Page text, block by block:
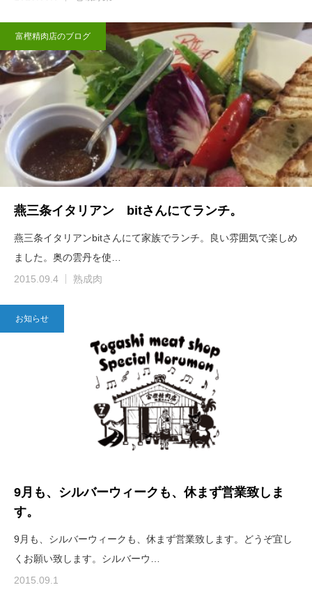
富樫精肉店のブログ
燕三条イタリアン bitさんにてランチ。
燕三条イタリアンbitさんにて家族でランチ。良い雰囲気で楽しめ
ました。奥の雲丹を使…
2015.09.4
熟成肉
お知らせ
9月も、シルバーウィークも、休まず営業致しま
す。
9月も、シルバーウィークも、休まず営業致します。どうぞ宜し
くお願い致します。シルバーウ…
2015.09.1